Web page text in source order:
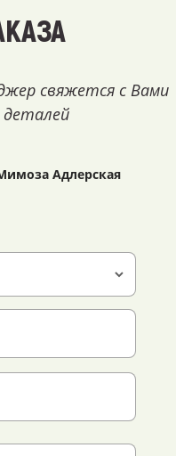
свяжется с Вами
Адлерская